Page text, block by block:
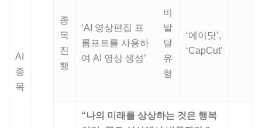
AI
종
목
종
목
진
행
‘AI 영상편집 프
롬프트를 사용하
여 AI 영상 생성’
비
발
달
유
형
‘에이닷’,
‘CapCut’
“나의 미래를 상상하는 것은 행복